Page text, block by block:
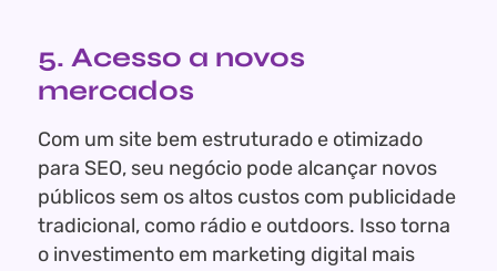
5. Acesso a novos
mercados
Com um site bem estruturado e otimizado
para SEO, seu negócio pode alcançar novos
públicos sem os altos custos com publicidade
tradicional, como rádio e outdoors. Isso torna
o investimento em marketing digital mais